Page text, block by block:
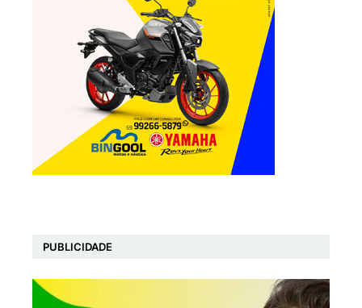
PUBLICIDADE